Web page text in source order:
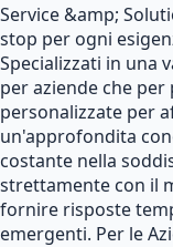
Service &amp;
stop per ogni
Specializzati in una
per aziende che
personalizzate per
un'approfondita
costante nella
strettamente con il
fornire risposte
emergenti. Per le